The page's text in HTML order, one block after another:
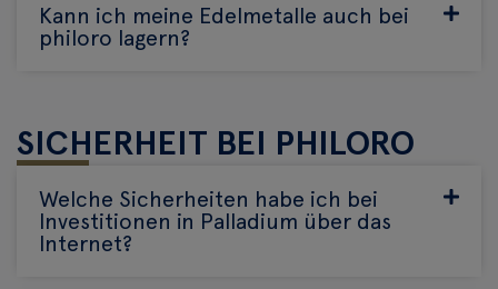
Kann ich meine Edelmetalle auch bei
philoro lagern?
SICHERHEIT BEI PHILORO
Welche Sicherheiten habe ich bei
Investitionen in Palladium über das
Internet?